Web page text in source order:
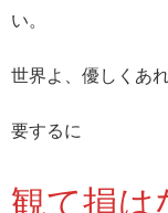
い。
世界よ、優しくあれ
要するに
観て損は